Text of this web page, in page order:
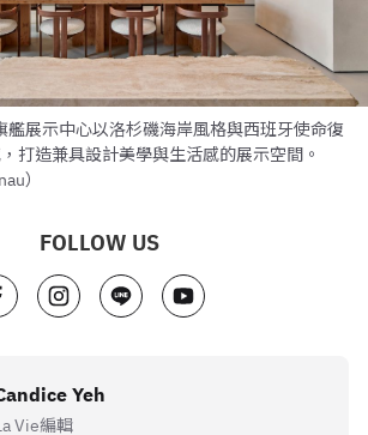
艦展示中心以洛杉磯海岸風格與西班牙使命復
打造兼具設計美學與生活感的展示空間。
）
FOLLOW US
Yeh
Vie編輯